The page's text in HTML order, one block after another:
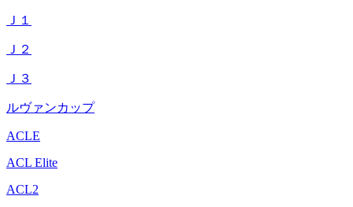
Ｊ１
Ｊ２
Ｊ３
ルヴァンカップ
ACLE
ACL Elite
ACL2